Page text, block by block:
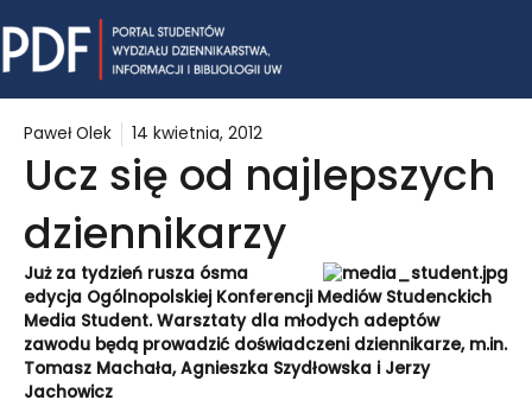
to
content
Paweł Olek 14 kwietnia, 2012
Ucz się od najlepszych
dziennikarzy
Już za tydzień rusza ósma
edycja Ogólnopolskiej Konferencji Mediów Studenckich
Media Student. Warsztaty dla młodych adeptów
zawodu będą prowadzić doświadczeni dziennikarze, m.in.
Tomasz Machała, Agnieszka Szydłowska i Jerzy
Jachowicz